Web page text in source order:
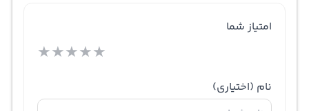
امتیاز شما
★★★★★
نام (اختیاری)